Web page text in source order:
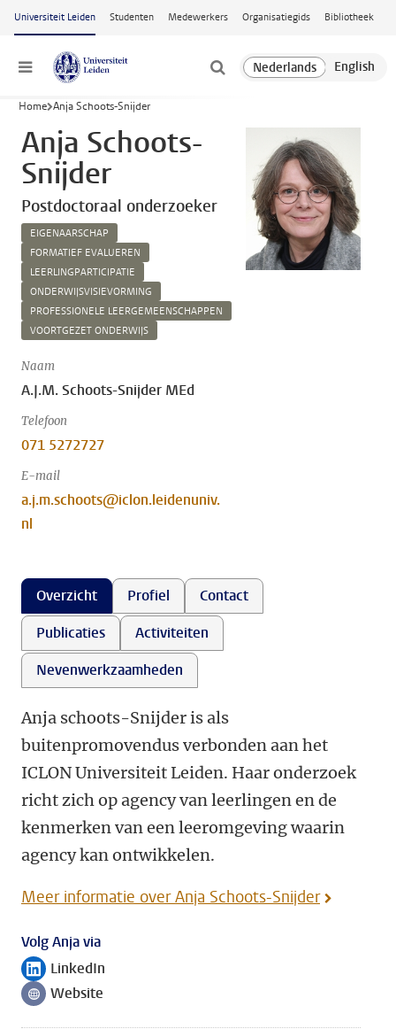
Ga naar hoofdinhoud
Universiteit Leiden Studenten Medewerkers Organisatiegids Bibliotheek
Menu
Home Anja Schoots-Snijder
Anja Schoots-
Snijder
Postdoctoraal onderzoeker
EIGENAARSCHAP
FORMATIEF EVALUEREN
LEERLINGPARTICIPATIE
ONDERWIJSVISIEVORMING
PROFESSIONELE LEERGEMEENSCHAPPEN
VOORTGEZET ONDERWIJS
Naam
A.J.M. Schoots-Snijder MEd
Telefoon
071 5272727
E-mail
a.j.m.schoots@iclon.leidenuniv.
nl
Overzicht Profiel
Contact
Publicaties
Activiteiten
Nevenwerkzaamheden
Anja schoots-Snijder is als
buitenpromovendus verbonden aan het
ICLON Universiteit Leiden. Haar onderzoek
richt zich op agency van leerlingen en de
kenmerken van een leeromgeving waarin
agency kan ontwikkelen.
Meer informatie over Anja Schoots-Snijder
Volg Anja via
Volg ons op
LinkedIn
Volg ons op
Website